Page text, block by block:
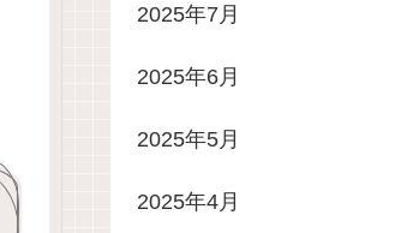
2025年7月
2025年6月
2025年5月
2025年4月